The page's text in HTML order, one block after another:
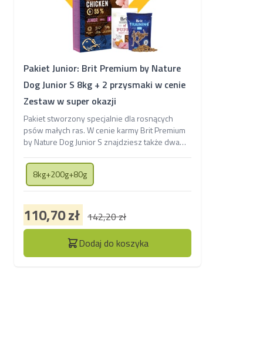
Pakiet Junior: Brit Premium by Nature
Dog Junior S 8kg + 2 przysmaki w cenie
Zestaw w super okazji
Pakiet stworzony specjalnie dla rosnących
psów małych ras. W cenie karmy Brit Premium
by Nature Dog Junior S znajdziesz także dwa
treningowe snacki Puppies oraz mięsne Jerky
Puppy Turkey Meaty Coins, idealne do nauki,
zabawy i rozpieszczania futrzastego malucha
8kg+200g+80g
110,70 zł 142,20 zł
Dodaj do koszyka